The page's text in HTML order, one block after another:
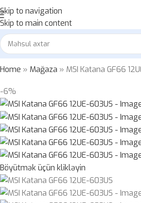
Skip to navigation
Skip to main content
Home » Mağaza » MSI Katana GF66
-6%
Böyütmək üçün klikləyin